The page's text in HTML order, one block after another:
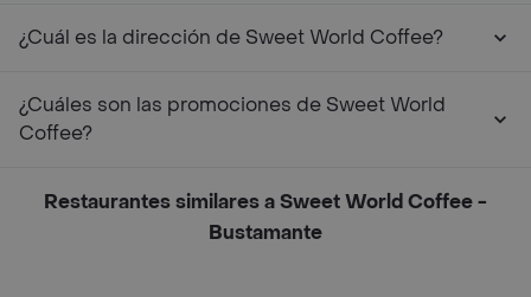
¿Cuál es la dirección de Sweet World Coffee?
¿Cuáles son las promociones de Sweet World
Coffee?
Restaurantes similares a Sweet World Coffee -
Bustamante